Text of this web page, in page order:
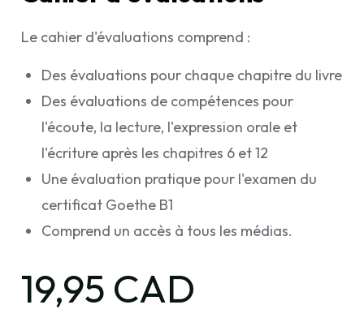
Le cahier d'évaluations comprend :
Des évaluations pour chaque chapitre du livre
Des évaluations de compétences pour
l'écoute, la lecture, l'expression orale et
l'écriture après les chapitres 6 et 12
Une évaluation pratique pour l'examen du
certificat Goethe B1
Comprend un accès à tous les médias.
19,95 CAD